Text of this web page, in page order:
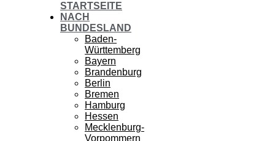
STARTSEITE
NACH
BUNDESLAND
Baden-
Württemberg
Bayern
Brandenburg
Berlin
Bremen
Hamburg
Hessen
Mecklenburg-
Vorpommern